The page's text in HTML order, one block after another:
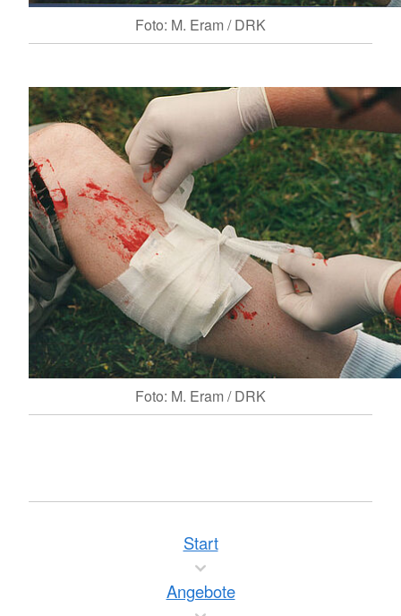
Foto: M. Eram / DRK
Foto: M. Eram / DRK
Start
Angebote